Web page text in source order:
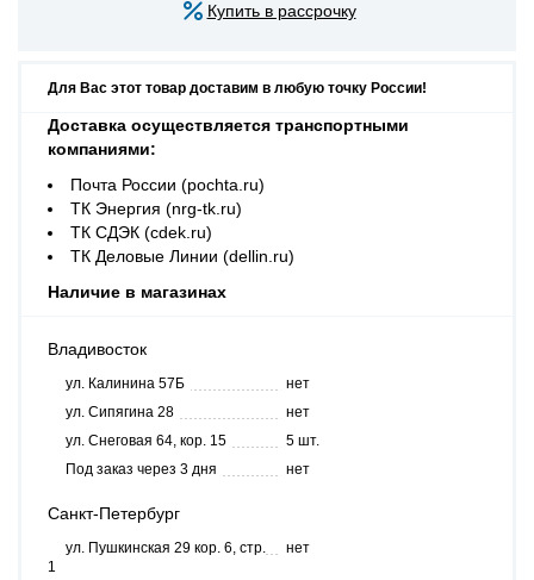
Купить в рассрочку
Для Вас этот товар доставим в любую точку России!
Доставка осуществляется транспортными
компаниями:
Почта России (pochta.ru)
ТК Энергия (nrg-tk.ru)
ТК СДЭК (cdek.ru)
ТК Деловые Линии (dellin.ru)
Наличие в магазинах
Владивосток
ул. Калинина 57Б
нет
ул. Сипягина 28
нет
ул. Снеговая 64, кор. 15
5 шт.
Под заказ через 3 дня
нет
Санкт-Петербург
ул. Пушкинская 29 кор. 6, стр.
1
нет